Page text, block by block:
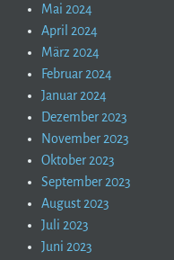
Mai 2024
April 2024
März 2024
Februar 2024
Januar 2024
Dezember 2023
November 2023
Oktober 2023
September 2023
August 2023
Juli 2023
Juni 2023